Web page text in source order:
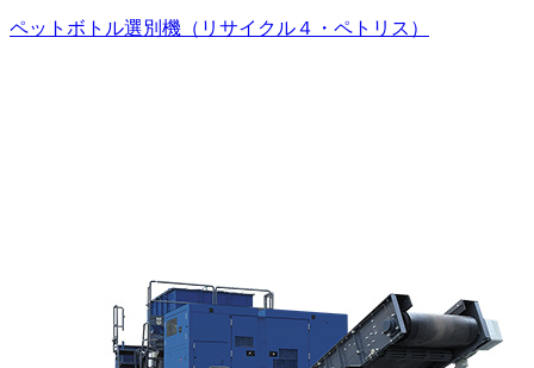
ペットボトル選別機（リサイクル４・ペトリス）